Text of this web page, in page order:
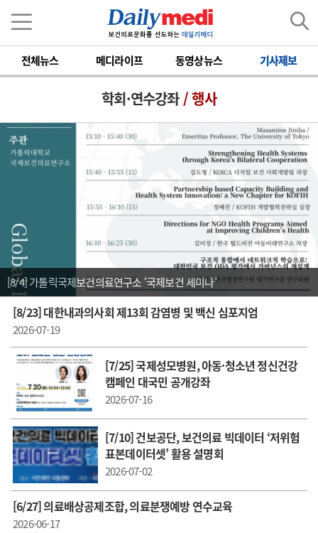
전체뉴스 메디라이프 동영상뉴스 기사제보
학회·연수강좌/ 행사
[8/4] 가톨릭국제보건의료연구소 ‘국제보건 세미나’
[8/23] 대한내과의사회 제13회 감염병 및 백신 심포지엄
2026-07-19
[7/25] 국제성모병원, 아동·청소년 정신건강
캠페인 대국민 공개강좌
2026-07-16
[7/10] 건보공단, 보건의료 빅데이터 ‘저위험
표본데이터셋’ 활용 설명회
2026-07-02
[6/27] 의료배상공제조합, 의료분쟁예방 연수교육
2026-06-17